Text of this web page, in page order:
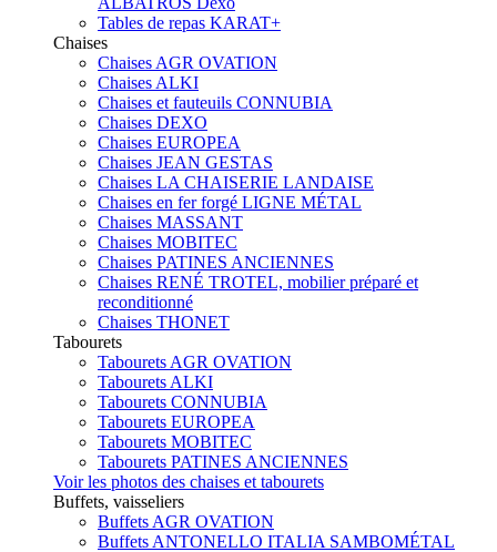
Tables de repas KARAT+
Chaises
Chaises AGR OVATION
Chaises ALKI
Chaises et fauteuils CONNUBIA
Chaises DEXO
Chaises EUROPEA
Chaises JEAN GESTAS
Chaises LA CHAISERIE LANDAISE
Chaises en fer forgé LIGNE MÉTAL
Chaises MASSANT
Chaises MOBITEC
Chaises PATINES ANCIENNES
Chaises RENÉ TROTEL, mobilier préparé et
reconditionné
Chaises THONET
Tabourets
Tabourets AGR OVATION
Tabourets ALKI
Tabourets CONNUBIA
Tabourets EUROPEA
Tabourets MOBITEC
Tabourets PATINES ANCIENNES
Voir les photos des chaises et tabourets
Buffets, vaisseliers
Buffets AGR OVATION
Buffets ANTONELLO ITALIA SAMBOMÉTAL